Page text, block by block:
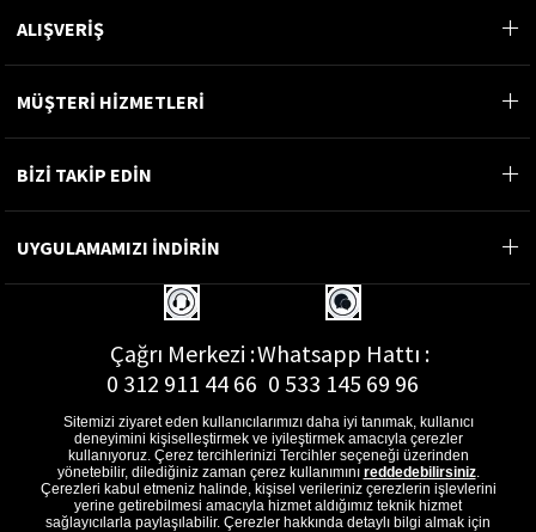
ALIŞVERİŞ
MÜŞTERİ HİZMETLERİ
BİZİ TAKİP EDİN
UYGULAMAMIZI İNDİRİN
Çağrı Merkezi :
0 312 911 44 66
Whatsapp Hattı :
0 533 145 69 96
E-Posta Adresi :
musterihizmetleri@gon.com.tr
Sitemizi ziyaret eden kullanıcılarımızı daha iyi tanımak, kullanıcı
deneyimini kişiselleştirmek ve iyileştirmek amacıyla çerezler
kullanıyoruz. Çerez tercihlerinizi Tercihler seçeneği üzerinden
yönetebilir, dilediğiniz zaman çerez kullanımını reddedebilirsiniz.
Çerezleri kabul etmeniz halinde, kişisel verileriniz çerezlerin işlevlerini
yerine getirebilmesi amacıyla hizmet aldığımız teknik hizmet
sağlayıcılarla paylaşılabilir. Çerezler hakkında detaylı bilgi almak için